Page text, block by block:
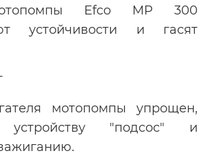
Efco MP 300
устойчивости и гасят
мотопомпы упрощен,
устройству "подсос" и